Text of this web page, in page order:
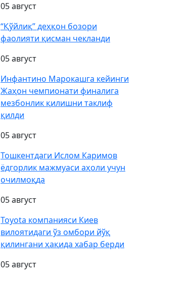
05 август
“Қўйлиқ” деҳқон бозори
фаолияти қисман чекланди
05 август
Инфантино Марокашга кейинги
Жаҳон чемпионати финалига
мезбонлик қилишни таклиф
қилди
05 август
Тошкентдаги Ислом Каримов
ёдгорлик мажмуаси аҳоли учун
очилмоқда
05 август
Toyota компанияси Киев
вилоятидаги ўз омбори йўқ
қилингани ҳақида хабар берди
05 август